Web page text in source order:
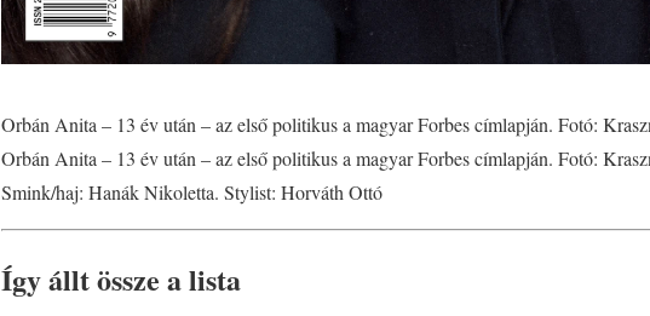
Orbán Anita – 13 év után – az első politikus a magyar Forbes címlapján. Fotó:
Orbán Anita – 13 év után – az első politikus a magyar Forbes címlapján. Fotó:
Smink/haj: Hanák Nikoletta. Stylist: Horváth Ottó
Így állt össze a lista